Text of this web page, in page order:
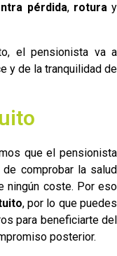
pérdida, rotura y
el pensionista va a
y de la tranquilidad de
que el pensionista
comprobar la salud
ningún coste. Por eso
, por lo que puedes
para beneficiarte del
posterior.